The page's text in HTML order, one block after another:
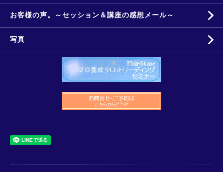
お客様の声。～セッション＆講座の感想メール～
写真